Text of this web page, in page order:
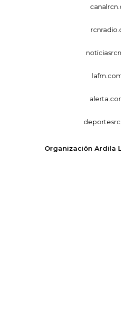
Organización Ardila